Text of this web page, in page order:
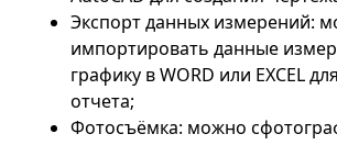
Экспорт данных измерений:
импортировать данные
графику в WORD или EXCEL
отчета;
Фотосъёмка: можно